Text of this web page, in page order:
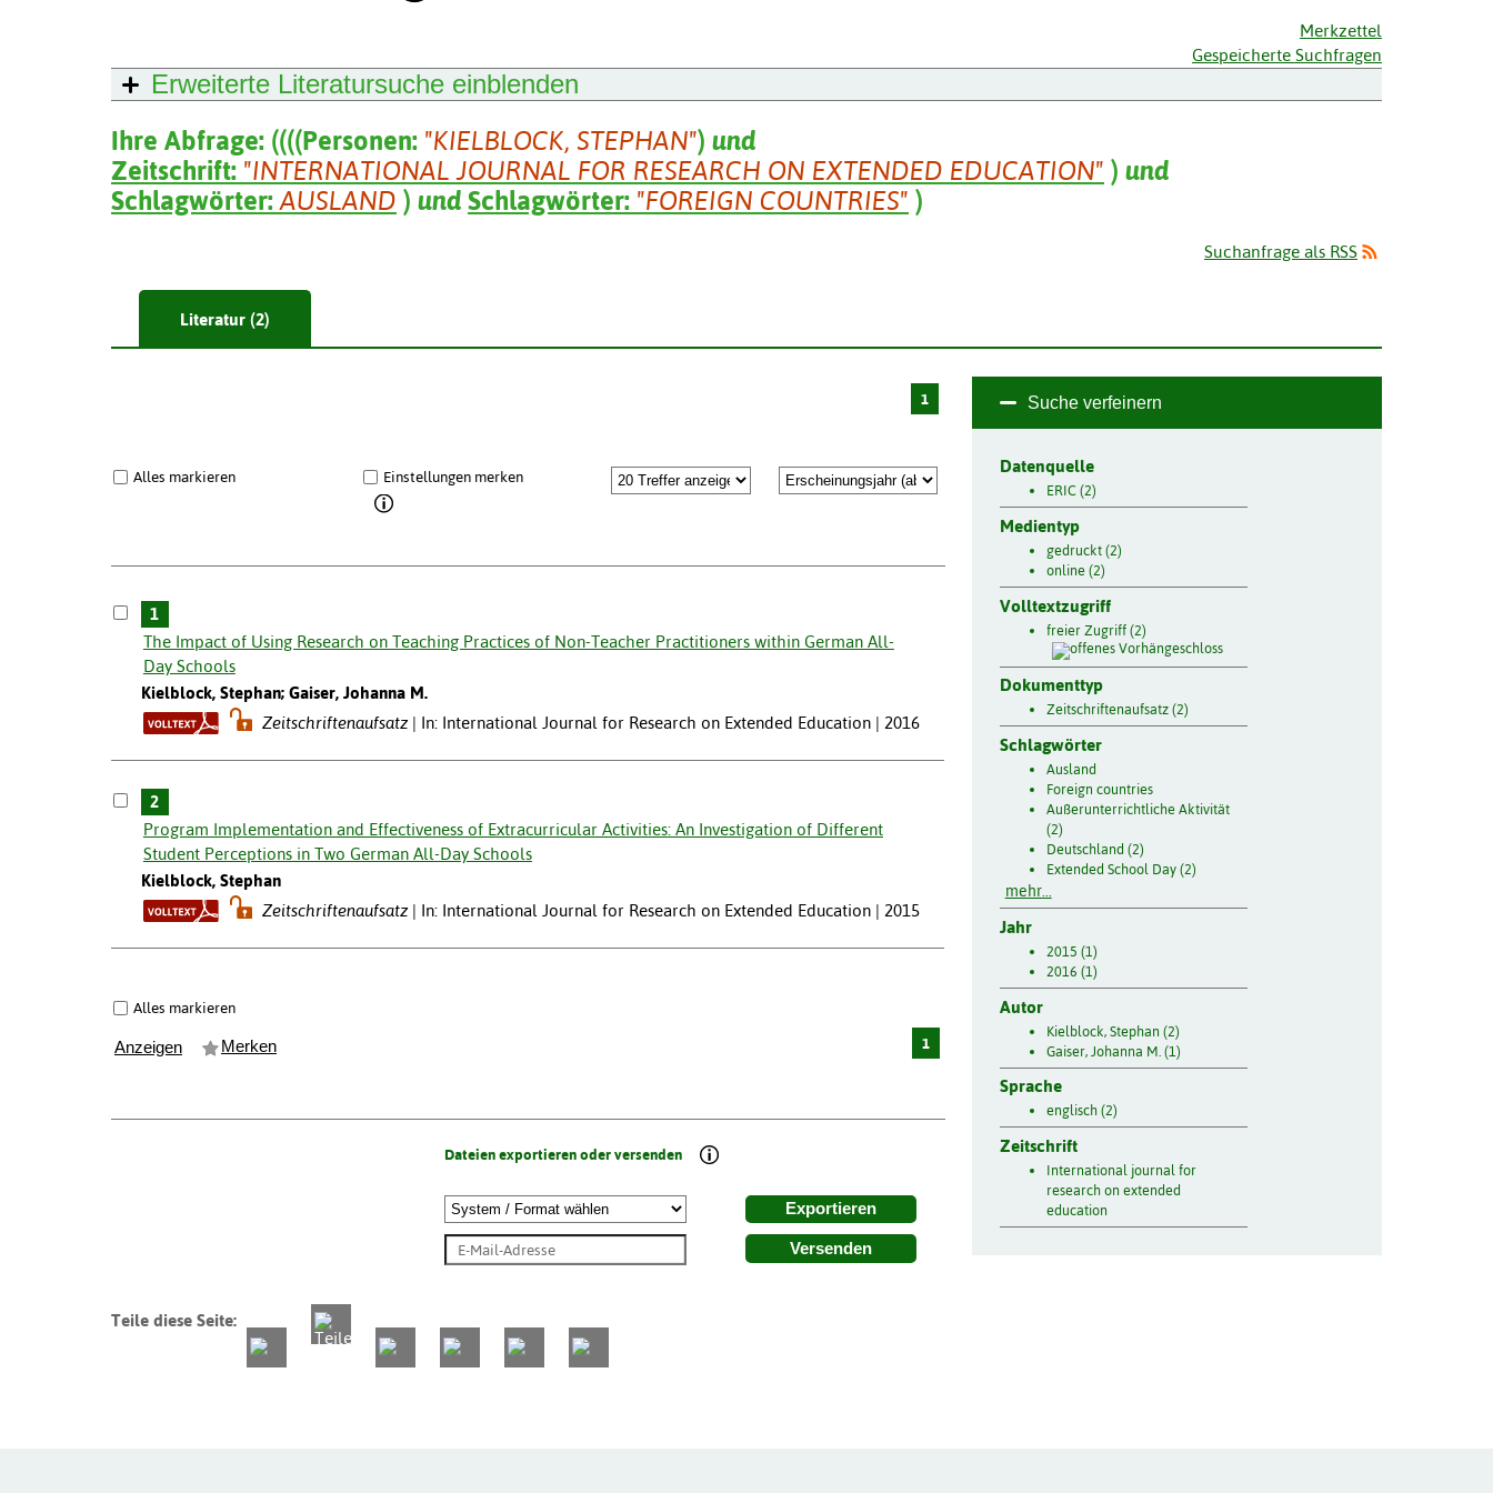
Merkzettel
Gespeicherte Suchfragen
Erweiterte Literatursuche einblenden
Ihre Abfrage: ((((Personen: "KIELBLOCK, STEPHAN") und
Zeitschrift: "INTERNATIONAL JOURNAL FOR RESEARCH ON EXTENDED EDUCATION" ) und
Schlagwörter: AUSLAND ) und Schlagwörter: "FOREIGN COUNTRIES" )
Suchanfrage als RSS
Literatur (2)
1
Alles markieren Einstellungen merken
1
The Impact of Using Research on Teaching Practices of Non-Teacher Practitioners within German All-
Day Schools
Kielblock, Stephan; Gaiser, Johanna M.
Zeitschriftenaufsatz
In: International Journal for Research on Extended Education | 2016
2
Program Implementation and Effectiveness of Extracurricular Activities: An Investigation of Different
Student Perceptions in Two German All-Day Schools
Kielblock, Stephan
Zeitschriftenaufsatz
In: International Journal for Research on Extended Education | 2015
Alles markieren
Anzeigen Merken 1
Dateien exportieren oder versenden
Exportieren
Versenden
Suche verfeinern
Datenquelle
ERIC (2)
Medientyp
gedruckt (2)
online (2)
Volltextzugriff
freier Zugriff (2)
Dokumenttyp
Zeitschriftenaufsatz (2)
Schlagwörter
Ausland
Foreign countries
Außerunterrichtliche Aktivität
(2)
Deutschland (2)
Extended School Day (2)
mehr...
Jahr
2015 (1)
2016 (1)
Autor
Kielblock, Stephan (2)
Gaiser, Johanna M. (1)
Sprache
englisch (2)
Zeitschrift
International journal for
research on extended
education
Teile diese Seite: